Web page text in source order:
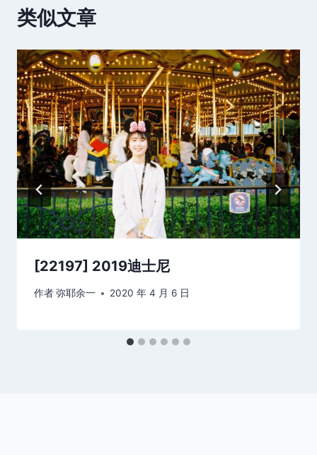
类似文章
[22197] 2019迪士尼
作者弥耶余一 2020 年 4 月 6 日